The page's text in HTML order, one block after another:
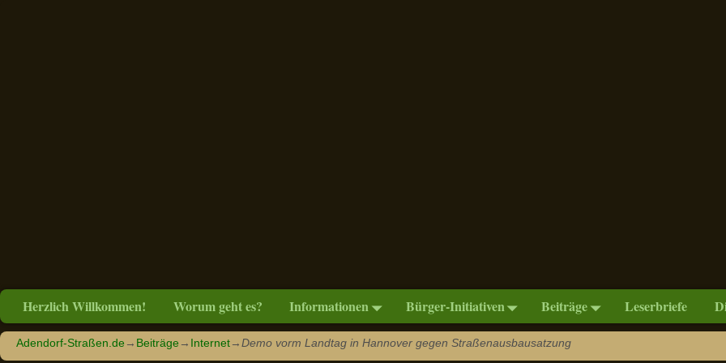
Herzlich Willkommen! Worum geht es? Informationen Bürger-Initiativen Beiträge Leserbriefe
Adendorf-Straßen.de→ Beiträge→ Internet→Demo vorm Landtag in Hannover gegen Straßenausbausatzung